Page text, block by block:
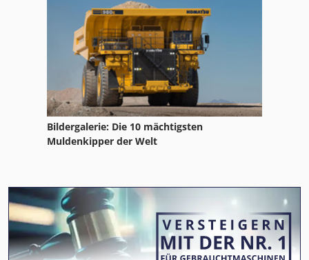
Bildergalerie: Die 10 mächtigsten
Muldenkipper der Welt